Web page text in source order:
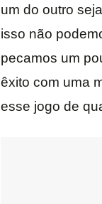
um do outro
isso não
pecamos um
êxito com uma
esse jogo de